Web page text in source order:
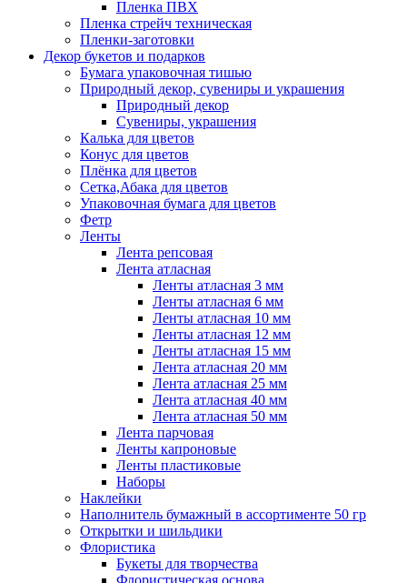
Пленка ПВХ
Пленка стрейч техническая
Пленки-заготовки
Декор букетов и подарков
Бумага упаковочная тишью
Природный декор, сувениры и украшения
Природный декор
Сувениры, украшения
Калька для цветов
Конус для цветов
Плёнка для цветов
Сетка,Абака для цветов
Упаковочная бумага для цветов
Фетр
Ленты
Лента репсовая
Лента атласная
Ленты атласная 3 мм
Ленты атласная 6 мм
Ленты атласная 10 мм
Ленты атласная 12 мм
Ленты атласная 15 мм
Лента атласная 20 мм
Лента атласная 25 мм
Лента атласная 40 мм
Лента атласная 50 мм
Лента парчовая
Ленты капроновые
Ленты пластиковые
Наборы
Наклейки
Наполнитель бумажный в ассортименте 50 гр
Открытки и шильдики
Флористика
Букеты для творчества